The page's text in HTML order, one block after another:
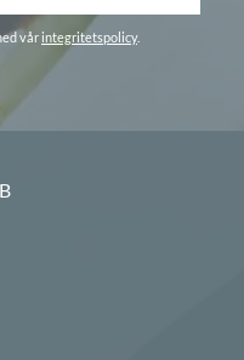
vår integritetspolicy.